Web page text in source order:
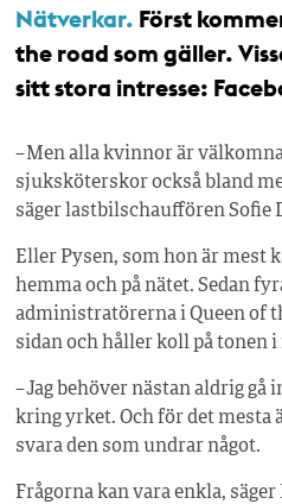
Nätverkar. Först
the road som gäller.
sitt stora intresse:
– Men alla kvinnor är
sjuksköterskor också bland
säger lastbilschauffören Sofie
Eller Pysen, som hon är mest
hemma och på nätet. Sedan
administratörerna i Queen of
sidan och håller koll på tonen i
– Jag behöver nästan aldrig
kring yrket. Och för det mesta
svara den som undrar något.
Frågorna kan vara enkla,